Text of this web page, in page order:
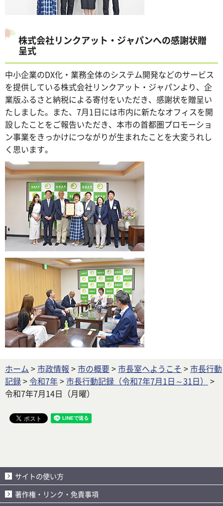
株式会社リンクアット・ジャパンへの感謝状贈
呈式
中小企業のDX化・業務全体のシステム開発などのサービス
を提供している株式会社リンクアット・ジャパンより、企
業版ふるさと納税による寄付をいただき、感謝状を贈呈い
たしました。また、7月1日には市内に新たなオフィスを開
設したことをご報告いただき、本市の首都圏プロモーショ
ン事業をきっかけにつながりが生まれたことを大変うれし
く思います。
ホーム >市政情報 >市の概要>市長室へようこそ >市長行動
記録>令和7年>市長行動記録（令和7年7月1日～31日）
>
令和7年7月14日（月曜）
サイトの使い方
著作権・リンク・免責事項